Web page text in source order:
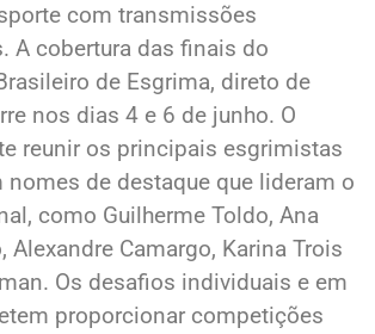
com transmissões
A cobertura das finais do
de Esgrima, direto de
nos dias 4 e 6 de junho. O
reunir os principais esgrimistas
nomes de destaque que lideram o
como Guilherme Toldo, Ana
Alexandre Camargo, Karina Trois
Os desafios individuais e em
proporcionar competições